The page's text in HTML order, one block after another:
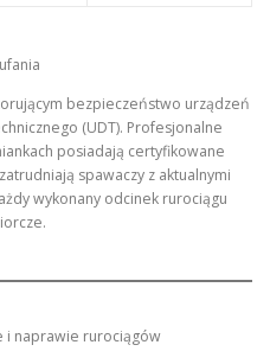
bezpieczeństwo urządzeń
(UDT). Profesjonalne
posiadają certyfikowane
spawaczy z aktualnymi
wykonany odcinek rurociągu
i naprawie rurociągów